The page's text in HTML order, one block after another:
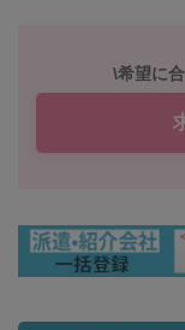
\希望に